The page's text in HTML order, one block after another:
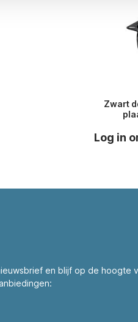
Zwart
Log in
en blijf op de hoogte